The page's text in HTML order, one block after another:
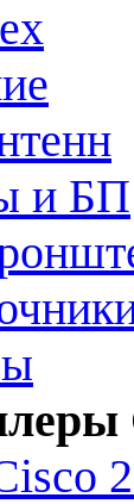
и БП